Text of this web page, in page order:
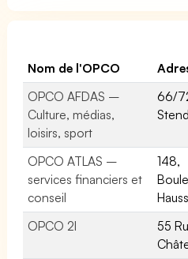
Nom de l'OPCO
OPCO AFDAS –
Culture, médias,
loisirs, sport
66/
OPCO ATLAS –
services financiers et
conseil
148,
OPCO 2I
55